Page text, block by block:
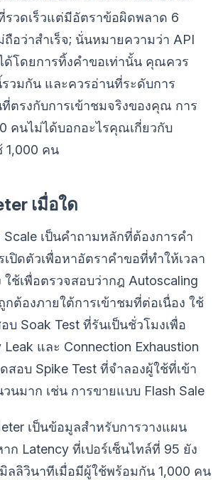
รวดเร็วแต่มีอัตราข้อผิดพลาด 6
ถือว่าสำเร็จ; นั่นหมายความว่า API
ด้โดยการทิ้งคำขอเท่านั้น คุณควร
วมกัน และควรอ่านที่ระดับการ
ตรงกับการเข้าชมจริงของคุณ การ
คนไม่ได้บอกอะไรคุณเกี่ยวกับ
1,000 คน
เมื่อใด
Scale เป็นคำถามหลักที่ต้องการคำ
ปิดตัวเพื่อหาอัตราคำขอที่ทำให้เวลา
ช้เพื่อตรวจสอบว่ากฎ Autoscaling
กต้องภายใต้การเข้าชมที่ต่อเนื่อง ใช้
บ Soak Test ที่รันเป็นชั่วโมงเพื่อ
และ Connection Exhaustion
สอบ Spike Test ที่จำลองผู้ใช้ที่เข้า
นมาก เช่น การขายแบบ Flash Sale
เป็นข้อมูลสำหรับการวางแผน
ก Latency ที่เปอร์เซ็นไทล์ที่ 95 ยัง
ลลิวินาทีเมื่อมีผู้ใช้พร้อมกัน 1,000 คน